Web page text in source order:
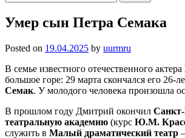
Умер сын Петра Семака
Posted on 19.04.2025 by uurmru
В семье известного отечественного актера
большое горе: 29 марта скончался его 26-
Семак. У молодого человека произошла
В прошлом году Дмитрий окончил
театральную академию (курс Ю.М.
служить в Малый драматический театр